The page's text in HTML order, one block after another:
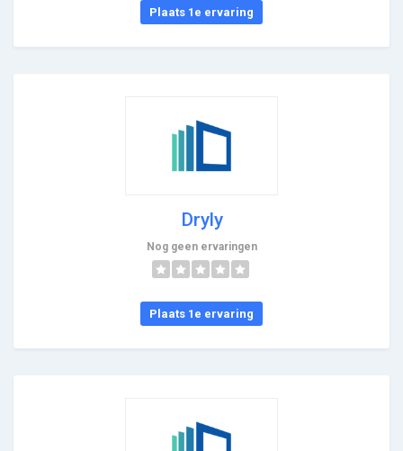
Plaats 1e ervaring
Dryly
Nog geen ervaringen
Plaats 1e ervaring